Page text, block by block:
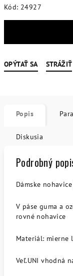
Kód: 24927
OPÝTAŤ SA STRÁŽIŤ
Popis
Diskusia
Podrobný
Dámske
V páse guma a
rovné nohavice
Materiál: mierne
Veľ.UNI vhodná